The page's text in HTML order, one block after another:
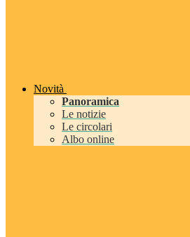
Novità
Panoramica
Le notizie
Le circolari
Albo online